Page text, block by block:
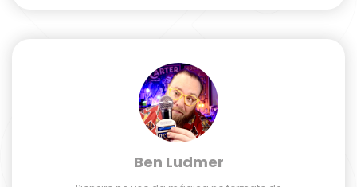
Ben Ludmer